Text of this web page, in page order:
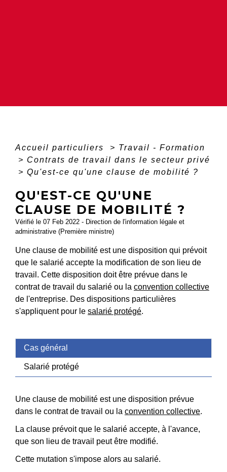
Accueil particuliers > Travail - Formation
> Contrats de travail dans le secteur privé
> Qu'est-ce qu'une clause de mobilité ?
QU'EST-CE QU'UNE
CLAUSE DE MOBILITÉ ?
Vérifié le 07 Feb 2022 - Direction de l'information légale et
administrative (Première ministre)
Une clause de mobilité est une disposition qui prévoit
que le salarié accepte la modification de son lieu de
travail. Cette disposition doit être prévue dans le
contrat de travail du salarié ou la convention collective
de l'entreprise. Des dispositions particulières
s'appliquent pour le salarié protégé.
Cas général
Salarié protégé
Une clause de mobilité est une disposition prévue
dans le contrat de travail ou la convention collective.
La clause prévoit que le salarié accepte, à l'avance,
que son lieu de travail peut être modifié.
Cette mutation s'impose alors au salarié.